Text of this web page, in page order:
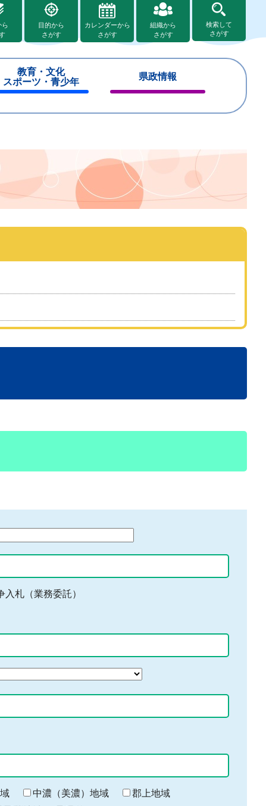
ら
目的から
さがす
カレンダーから
さがす
組織から
さがす
検索して
さがす
教育・文化
スポーツ・青少年
県政情報
じ
入札（業務委託）
中濃（美濃）地域
郡上地域